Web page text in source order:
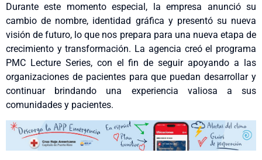
Durante este momento especial, la empresa anunció su
cambio de nombre, identidad gráfica y presentó su nueva
visión de futuro, lo que nos prepara para una nueva etapa de
crecimiento y transformación. La agencia creó el programa
PMC Lecture Series, con el fin de seguir apoyando a las
organizaciones de pacientes para que puedan desarrollar y
continuar brindando una experiencia valiosa a sus
comunidades y pacientes.